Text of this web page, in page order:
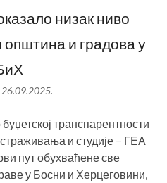
низак ниво
и градова у
26.09.2025.
транспарентности
и студије − ГЕА
пут обухваћене све
у Босни и Херцеговини,